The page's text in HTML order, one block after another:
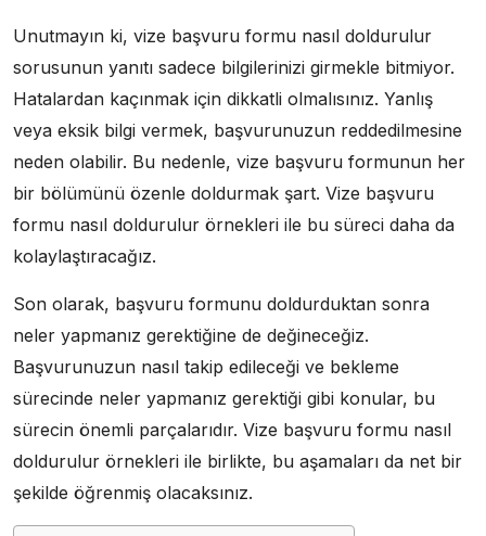
Unutmayın ki, vize başvuru formu nasıl doldurulur
sorusunun yanıtı sadece bilgilerinizi girmekle bitmiyor.
Hatalardan kaçınmak için dikkatli olmalısınız. Yanlış
veya eksik bilgi vermek, başvurunuzun reddedilmesine
neden olabilir. Bu nedenle, vize başvuru formunun her
bir bölümünü özenle doldurmak şart. Vize başvuru
formu nasıl doldurulur örnekleri ile bu süreci daha da
kolaylaştıracağız.
Son olarak, başvuru formunu doldurduktan sonra
neler yapmanız gerektiğine de değineceğiz.
Başvurunuzun nasıl takip edileceği ve bekleme
sürecinde neler yapmanız gerektiği gibi konular, bu
sürecin önemli parçalarıdır. Vize başvuru formu nasıl
doldurulur örnekleri ile birlikte, bu aşamaları da net bir
şekilde öğrenmiş olacaksınız.